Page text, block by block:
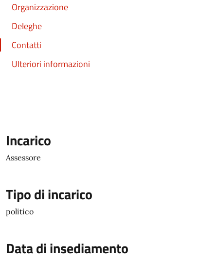
Organizzazione
Deleghe
Contatti
Ulteriori informazioni
Incarico
Assessore
Tipo di incarico
politico
Data di insediamento